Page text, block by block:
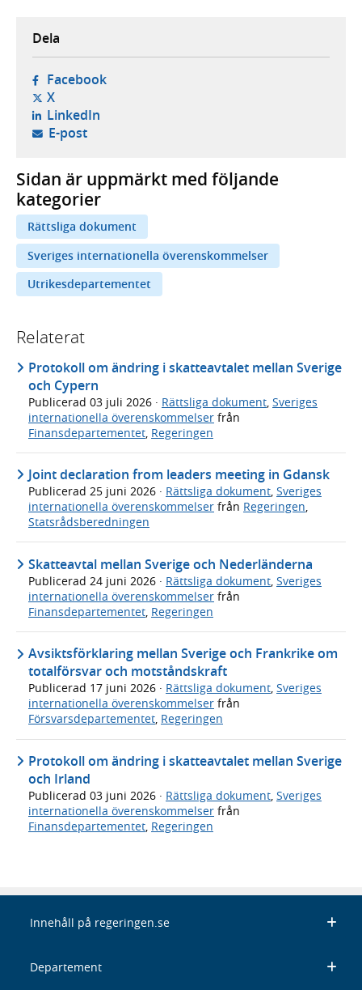
Dela
Facebook- öppnas i ny flik, extern webbplats,
X- öppnas i ny flik, extern webbplats,
LinkedIn- öppnas i ny flik, extern webbplats,
E-post- öppnar din e-postklient,
Sidan är uppmärkt med följande
kategorier
Rättsliga dokument
Sveriges internationella överenskommelser
Utrikesdepartementet
Relaterat
Protokoll om ändring i skatteavtalet mellan Sverige
och Cypern
Publicerad 03 juli 2026 · Rättsliga dokument Sveriges
internationella överenskommelser från
Finansdepartementet Regeringen
Joint declaration from leaders meeting in Gdansk
Publicerad 25 juni 2026 · Rättsliga dokument, Sveriges
internationella överenskommelser från Regeringen,
Statsrådsberedningen
Skatteavtal mellan Sverige och Nederländerna
Publicerad 24 juni 2026 · Rättsliga dokument, Sveriges
internationella överenskommelser från
Finansdepartementet, Regeringen
Avsiktsförklaring mellan Sverige och Frankrike om
totalförsvar och motståndskraft
Publicerad 17 juni 2026 · Rättsliga dokument, Sveriges
internationella överenskommelser från
Försvarsdepartementet, Regeringen
Protokoll om ändring i skatteavtalet mellan Sverige
och Irland
Publicerad 03 juni 2026 · Rättsliga dokument, Sveriges
internationella överenskommelser från
Finansdepartementet, Regeringen
Innehåll på regeringen.se
Departement